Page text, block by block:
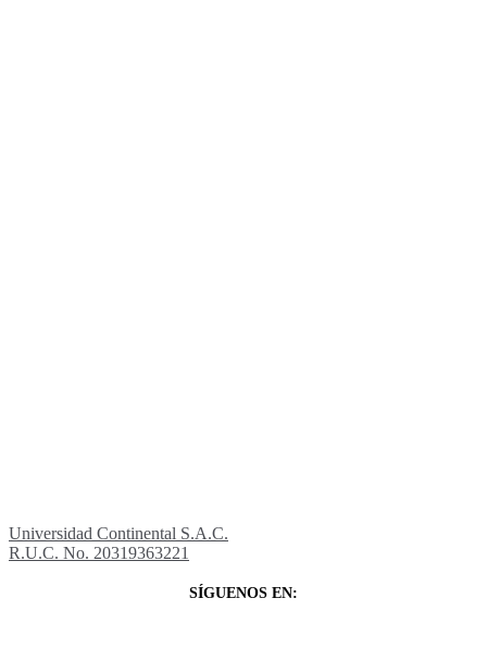
Universidad Continental S.A.C.
R.U.C. No. 20319363221
SÍGUENOS EN: